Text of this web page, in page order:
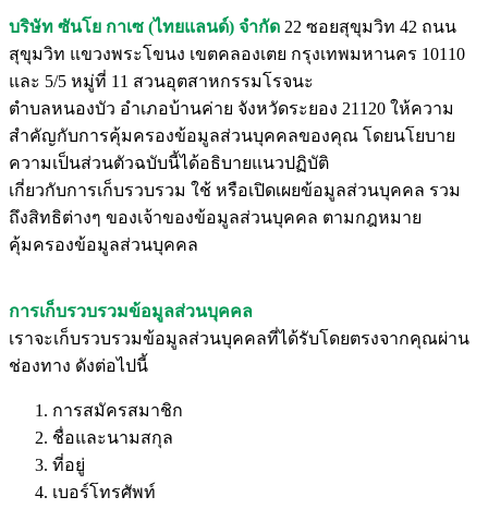
บริษัท ซันโย กาเซ (ไทยแลนด์) จำกัด 22 ซอยสุขุมวิท 42 ถนน
สุขุมวิท แขวงพระโขนง เขตคลองเตย กรุงเทพมหานคร 10110
และ 5/5 หมู่ที่ 11 สวนอุตสาหกรรมโรจนะ
ตำบลหนองบัว อำเภอบ้านค่าย จังหวัดระยอง 21120 ให้ความ
สำคัญกับการคุ้มครองข้อมูลส่วนบุคคลของคุณ โดยนโยบาย
ความเป็นส่วนตัวฉบับนี้ได้อธิบายแนวปฏิบัติ
เกี่ยวกับการเก็บรวบรวม ใช้ หรือเปิดเผยข้อมูลส่วนบุคคล รวม
ถึงสิทธิต่างๆ ของเจ้าของข้อมูลส่วนบุคคล ตามกฎหมาย
คุ้มครองข้อมูลส่วนบุคคล
การเก็บรวบรวมข้อมูลส่วนบุคคล
เราจะเก็บรวบรวมข้อมูลส่วนบุคคลที่ได้รับโดยตรงจากคุณผ่าน
ช่องทาง ดังต่อไปนี้
การสมัครสมาชิก
ชื่อและนามสกุล
ที่อยู่
เบอร์โทรศัพท์